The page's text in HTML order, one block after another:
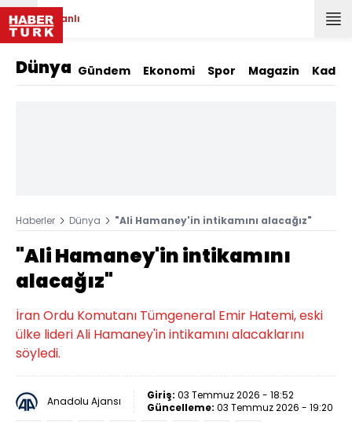
Canlı
Dünya Gündem Ekonomi Spor Magazin Kadın
Haberler Dünya "Ali Hamaney'in intikamını alacağız"
"Ali Hamaney'in intikamını
alacağız"
İran Ordu Komutanı Tümgeneral Emir Hatemi, eski
ülke lideri Ali Hamaney'in intikamını alacaklarını
söyledi.
Anadolu Ajansı Giriş: 03 Temmuz 2026 - 18:52
Güncelleme: 03 Temmuz 2026 - 19:20